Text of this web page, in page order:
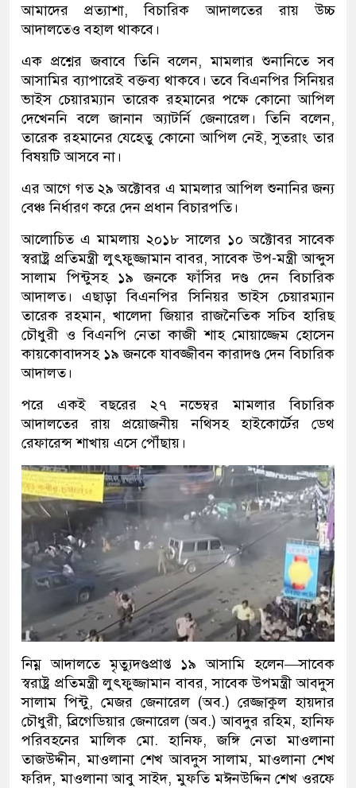
আমাদের প্রত্যাশা, বিচারিক আদালতের রায় উচ্চ
আদালতেও বহাল থাকবে।
এক প্রশ্নের জবাবে তিনি বলেন, মামলার শুনানিতে সব
আসামির ব্যাপারেই বক্তব্য থাকবে। তবে বিএনপির সিনিয়র
ভাইস চেয়ারম্যান তারেক রহমানের পক্ষে কোনো আপিল
দেখেননি বলে জানান অ্যাটর্নি জেনারেল। তিনি বলেন,
তারেক রহমানের যেহেতু কোনো আপিল নেই, সুতরাং তার
বিষয়টি আসবে না।
এর আগে গত ২৯ অক্টোবর এ মামলার আপিল শুনানির জন্য
বেঞ্চ নির্ধারণ করে দেন প্রধান বিচারপতি।
আলোচিত এ মামলায় ২০১৮ সালের ১০ অক্টোবর সাবেক
স্বরাষ্ট্র প্রতিমন্ত্রী লুৎফুজ্জামান বাবর, সাবেক উপ-মন্ত্রী আব্দুস
সালাম পিন্টুসহ ১৯ জনকে ফাঁসির দণ্ড দেন বিচারিক
আদালত। এছাড়া বিএনপির সিনিয়র ভাইস চেয়ারম্যান
তারেক রহমান, খালেদা জিয়ার রাজনৈতিক সচিব হারিছ
চৌধুরী ও বিএনপি নেতা কাজী শাহ মোয়াজ্জেম হোসেন
কায়কোবাদসহ ১৯ জনকে যাবজ্জীবন কারাদণ্ড দেন বিচারিক
আদালত।
পরে একই বছরের ২৭ নভেম্বর মামলার বিচারিক
আদালতের রায় প্রয়োজনীয় নথিসহ হাইকোর্টের ডেথ
রেফারেন্স শাখায় এসে পৌঁছায়।
নিম্ন আদালতে মৃত্যুদণ্ডপ্রাপ্ত ১৯ আসামি হলেন—সাবেক
স্বরাষ্ট্র প্রতিমন্ত্রী লুৎফুজ্জামান বাবর, সাবেক উপমন্ত্রী আবদুস
সালাম পিন্টু, মেজর জেনারেল (অব.) রেজ্জাকুল হায়দার
চৌধুরী, ব্রিগেডিয়ার জেনারেল (অব.) আবদুর রহিম, হানিফ
পরিবহনের মালিক মো. হানিফ, জঙ্গি নেতা মাওলানা
তাজউদ্দীন, মাওলানা শেখ আবদুস সালাম, মাওলানা শেখ
ফরিদ, মাওলানা আবু সাইদ, মুফতি মঈনউদ্দিন শেখ ওরফে